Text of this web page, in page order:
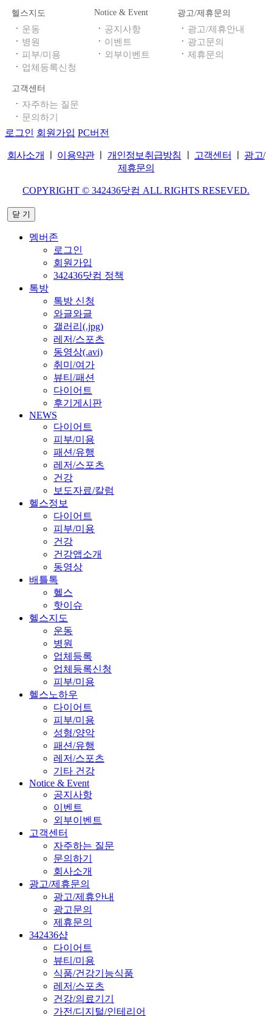
헬스지도
ㆍ 운동
ㆍ 병원
ㆍ 피부/미용
ㆍ 업체등록신청
Notice & Event
ㆍ 공지사항
ㆍ 이벤트
ㆍ 외부이벤트
광고/제휴문의
ㆍ 광고/제휴안내
ㆍ 광고문의
ㆍ 제휴문의
고객센터
ㆍ 자주하는 질문
ㆍ 문의하기
로그인 회원가입 PC버전
회사소개 이용약관ㅣ 개인정보취급방침 고객센터
광고/
제휴문의
COPYRIGHT © 342436닷컴 ALL RIGHTS RESEVED.
닫 기
멤버존
로그인
회원가입
342436닷컴 정책
톡방
톡방 신청
와글와글
갤러리(.jpg)
레저/스포츠
동영상(.avi)
취미/여가
뷰티/패션
다이어트
후기게시판
NEWS
다이어트
피부/미용
패션/유행
레저/스포츠
건강
보도자료/칼럼
헬스정보
다이어트
피부/미용
건강
건강앱소개
동영상
배틀톡
헬스
핫이슈
헬스지도
운동
병원
업체등록
업체등록신청
피부/미용
헬스노하우
다이어트
피부/미용
성형/양악
패션/유행
레저/스포츠
기타 건강
Notice & Event
공지사항
이벤트
외부이벤트
고객센터
자주하는 질문
문의하기
회사소개
광고/제휴문의
광고/제휴안내
광고문의
제휴문의
342436샵
다이어트
뷰티/미용
식품/건강기능식품
레저/스포츠
건강/의료기기
가전/디지털/인테리어